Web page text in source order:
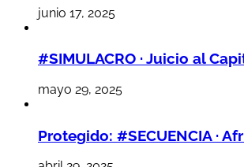
junio 17, 2025
#SIMULACRO · Juicio al
mayo 29, 2025
Protegido: #SECUENCIA ·